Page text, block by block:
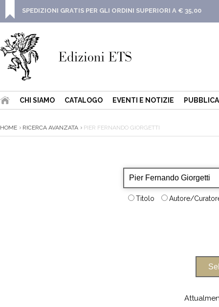
SPEDIZIONI GRATIS PER GLI ORDINI SUPERIORI A € 35,00
CHI SIAMO CATALOGO EVENTI E NOTIZIE
HOME RICERCA AVANZATA PIER FERNANDO GIORGETTI
Titolo Autore/